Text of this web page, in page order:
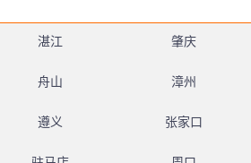
湛江 肇庆
舟山 漳州
遵义 张家口